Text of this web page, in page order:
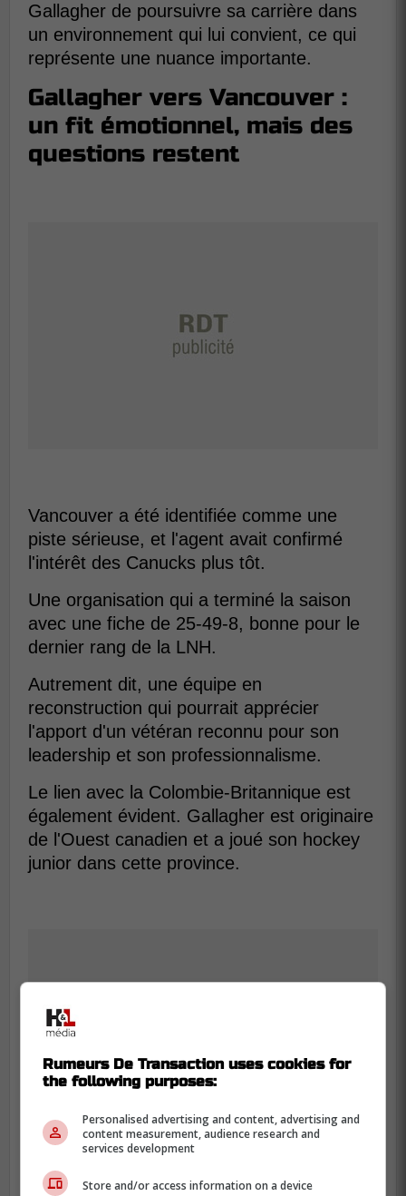
Gallagher de poursuivre sa carrière dans
un environnement qui lui convient, ce qui
représente une nuance importante.
Gallagher vers Vancouver :
un fit émotionnel, mais des
questions restent
Vancouver a été identifiée comme une
piste sérieuse, et l'agent avait confirmé
l'intérêt des Canucks plus tôt.
Une organisation qui a terminé la saison
avec une fiche de 25-49-8, bonne pour le
dernier rang de la LNH.
Autrement dit, une équipe en
reconstruction qui pourrait apprécier
l'apport d'un vétéran reconnu pour son
leadership et son professionnalisme.
Le lien avec la Colombie-Britannique est
également évident. Gallagher est originaire
de l'Ouest canadien et a joué son hockey
junior dans cette province.
Rumeurs De Transaction uses cookies for
the following purposes:
Personalised advertising and content, advertising and
content measurement, audience research and
services development
Store and/or access information on a device